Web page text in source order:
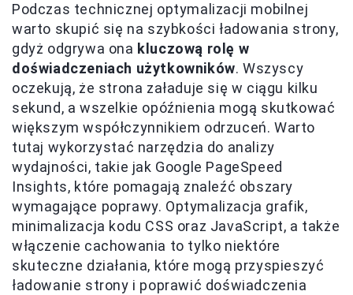
Podczas technicznej optymalizacji mobilnej
warto skupić się na szybkości ładowania strony,
gdyż odgrywa ona kluczową rolę w
doświadczeniach użytkowników. Wszyscy
oczekują, że strona załaduje się w ciągu kilku
sekund, a wszelkie opóźnienia mogą skutkować
większym współczynnikiem odrzuceń. Warto
tutaj wykorzystać narzędzia do analizy
wydajności, takie jak Google PageSpeed
Insights, które pomagają znaleźć obszary
wymagające poprawy. Optymalizacja grafik,
minimalizacja kodu CSS oraz JavaScript, a także
włączenie cachowania to tylko niektóre
skuteczne działania, które mogą przyspieszyć
ładowanie strony i poprawić doświadczenia